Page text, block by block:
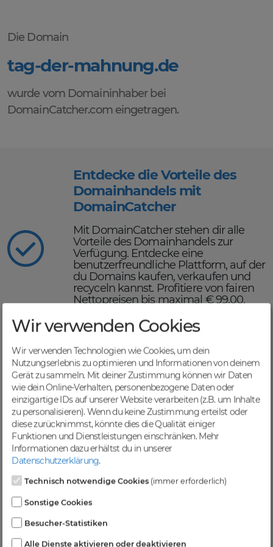
Die Domain
tag-der-mahnung.de
wurde vom Domaininhaber bei
DomainCatcher.com eingetragen.
Entdecke die Vorteile des
Domainhandels mit
DomainCatcher
Mit DomainCatcher stehen dir alle
Vorteile des Domainhandels zur
Verfügung. Entdecke eine
benutzerfreundliche Plattform, auf der
du Domains kaufen, verkaufen und
recyceln kannst. Profitiere von fairen
Nettopreisen bis maximal € 99,00,
sicheren Domaintransfers.
Maximiere deinen Online-
Erfolg mit DomainCatcher
DomainCatcher ist dein Schlüssel
zum Online-Erfolg. Mit unserem
breiten Angebot an Domains kannst
du deine Online-Präsenz optimieren
und deine Zielgruppe gezielt
ansprechen. Nutze die Möglichkeit,
gezielten Traffic anzuziehen und deine
Sichtbarkeit in Suchmaschinen zu
steigern.
Profitiere von einer
vielfältigen Auswahl an
Bei DomainCatcher findest du eine
Wir verwenden Cookies
Wir verwenden Technologien wie Cookies, um dein
Nutzungserlebnis zu optimieren und Informationen von deinem
Gerät zu sammeln. Mit deiner Zustimmung können wir Daten
wie dein Online-Verhalten, personenbezogene Daten oder
einzigartige IDs auf unserer Website verarbeiten (z.B. um Inhalte
zu personalisieren). Wenn du keine Zustimmung erteilst oder
diese zurücknimmst, könnte dies die Qualität einiger
Funktionen und Dienstleistungen einschränken. Mehr
Informationen dazu erhältst du in unserer
Datenschutzerklärung.
Technisch notwendige Cookies (immer erforderlich)
Sonstige Cookies
Besucher-Statistiken
Alle Dienste aktivieren oder deaktivieren